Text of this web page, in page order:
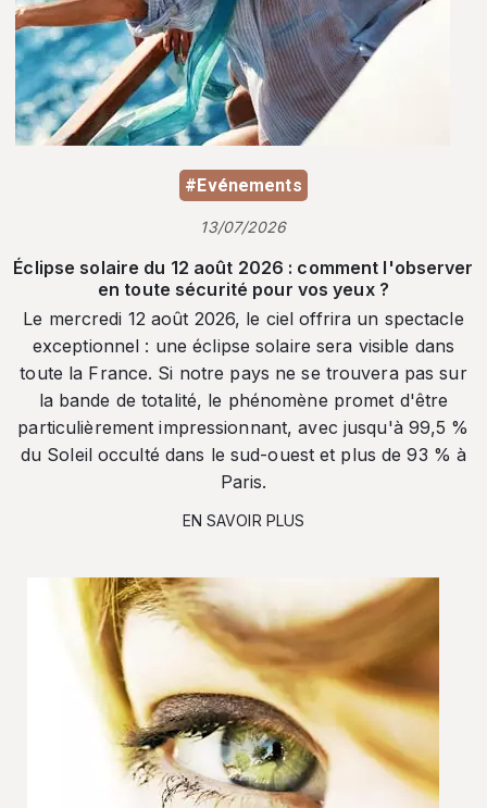
#Evénements
13/07/2026
Éclipse solaire du 12 août 2026 : comment l'observer
en toute sécurité pour vos yeux ?
Le mercredi 12 août 2026, le ciel offrira un spectacle
exceptionnel : une éclipse solaire sera visible dans
toute la France. Si notre pays ne se trouvera pas sur
la bande de totalité, le phénomène promet d'être
particulièrement impressionnant, avec jusqu'à 99,5 %
du Soleil occulté dans le sud-ouest et plus de 93 % à
Paris.
EN SAVOIR PLUS